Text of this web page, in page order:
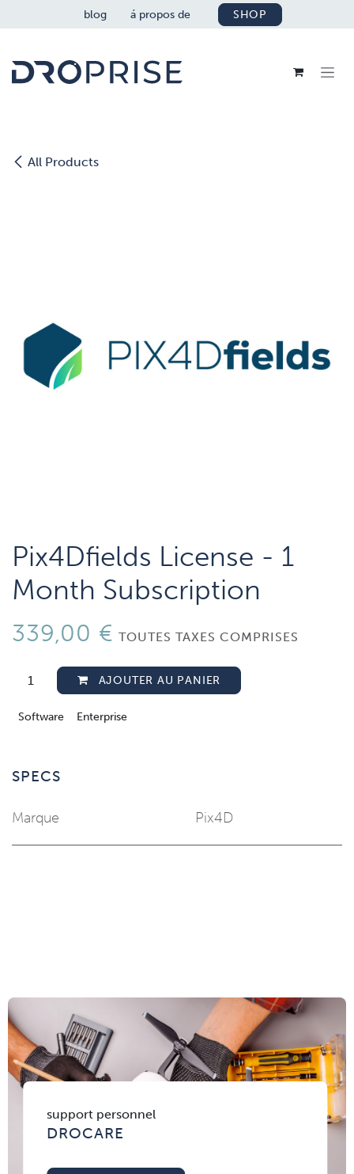
SE RENDRE AU CONTENU
blog á propos de SHOP
All Products
Pix4Dfields License - 1
Month Subscription
339,00 € TOUTES TAXES COMPRISES
AJOUTER AU PANIER
Software Enterprise
SPECS
Marque Pix4D
support personnel
DROCARE